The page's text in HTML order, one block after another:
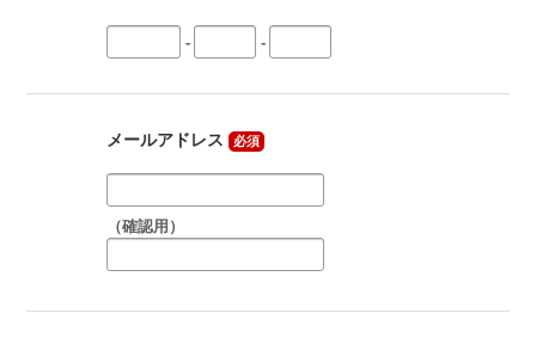
- -
メールアドレス 必須
（確認用）